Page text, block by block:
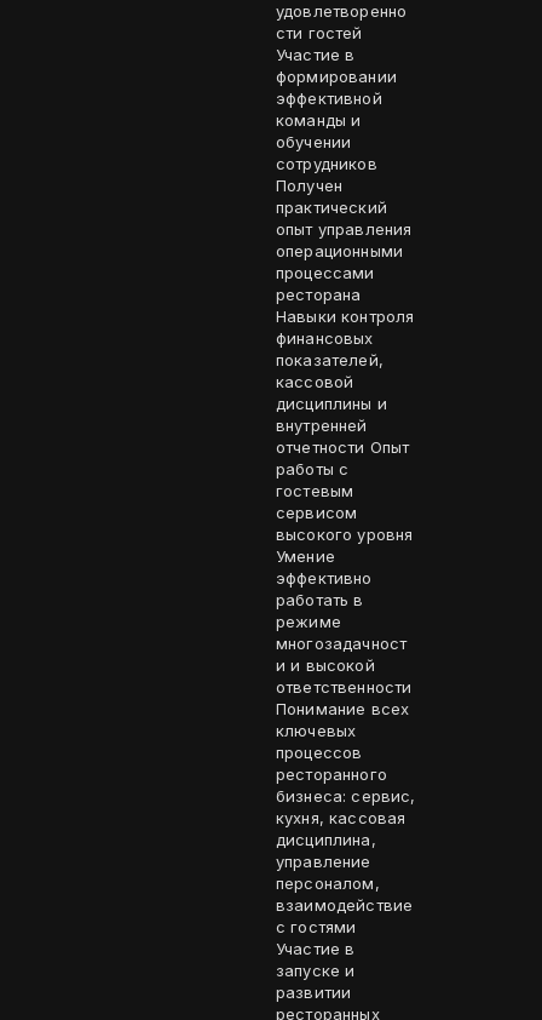
удовлетворенно
сти гостей
Участие в
формировании
эффективной
команды и
обучении
сотрудников
Получен
практический
опыт управления
операционными
процессами
ресторана
Навыки контроля
финансовых
показателей,
кассовой
дисциплины и
внутренней
отчетности Опыт
работы с
гостевым
сервисом
высокого уровня
Умение
эффективно
работать в
режиме
многозадачност
и и высокой
ответственности
Понимание всех
ключевых
процессов
ресторанного
бизнеса: сервис,
кухня, кассовая
дисциплина,
управление
персоналом,
взаимодействие
с гостями
Участие в
запуске и
развитии
ресторанных